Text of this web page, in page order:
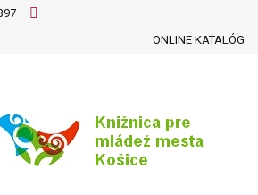
ONLINE KATALÓG